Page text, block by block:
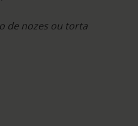
de nozes ou torta